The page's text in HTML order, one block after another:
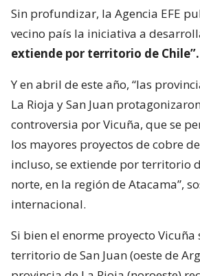
Sin profundizar, la Agencia EFE
vecino país la iniciativa a
extiende por territorio de Chile”.
Y en abril de este año, “las
La Rioja y San Juan
controversia por Vicuña, que se
los mayores proyectos de cobre
incluso, se extiende por territorio
norte, en la región de Atacama”,
internacional.
Si bien el enorme proyecto Vicuña
territorio de San Juan (oeste de